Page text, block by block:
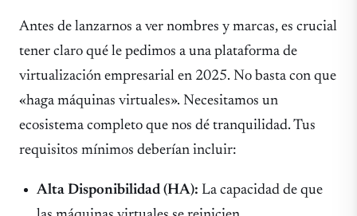
Antes de lanzarnos a ver nombres y marcas, es crucial
tener claro qué le pedimos a una plataforma de
virtualización empresarial en 2025. No basta con que
«haga máquinas virtuales». Necesitamos un
ecosistema completo que nos dé tranquilidad. Tus
requisitos mínimos deberían incluir:
Alta Disponibilidad (HA): La capacidad de que